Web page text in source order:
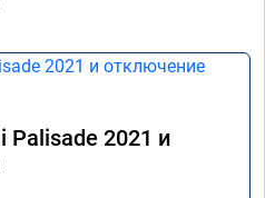
В
Palisade 2021 и